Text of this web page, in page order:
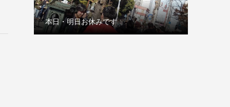
本日・明日お休みです